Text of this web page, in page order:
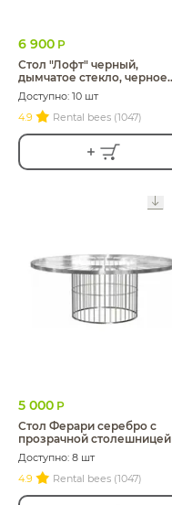
6 900 Р
Стол "Лофт" черный,
дымчатое стекло, черное
подстолье
Доступно: 10 шт
4.9
Rental bees (1047)
5 000 Р
Стол Ферари серебро с
прозрачной столешницей
Доступно: 8 шт
4.9
Rental bees (1047)